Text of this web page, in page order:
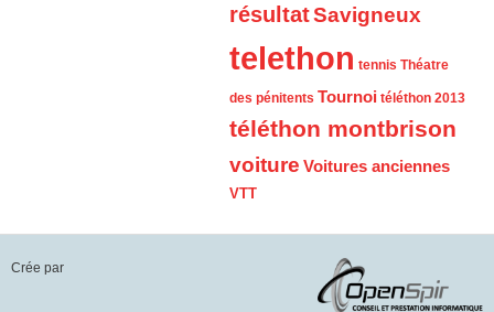
résultatSavigneux
telethon tennis Théatre
des pénitents Tournoi téléthon 2013
téléthon montbrison
voiture Voitures anciennes
VTT
Crée par